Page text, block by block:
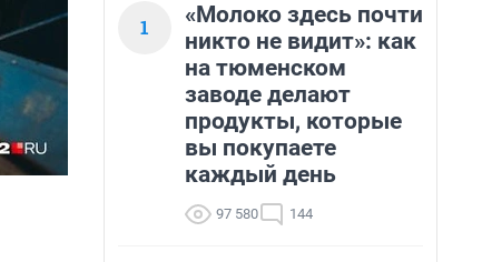
1
«Молоко здесь почти
никто не видит»: как
на тюменском
заводе делают
продукты, которые
вы покупаете
каждый день
97 580 144